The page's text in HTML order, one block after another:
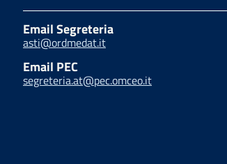
Email Segreteria
asti@ordmedat.it
Email PEC
segreteria.at@pec.omceo.it